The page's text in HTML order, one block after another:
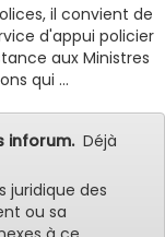
il convient de
d'appui policier
aux Ministres
qui ...
inforum.Déjà
juridique des
ou sa